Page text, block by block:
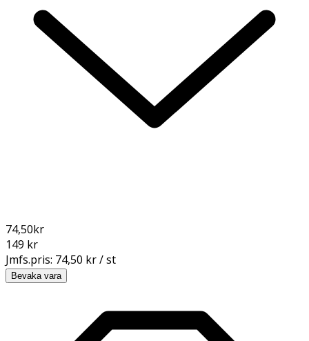
74,50kr
149 kr
Jmfs.pris: 74,50 kr / st
Bevaka vara